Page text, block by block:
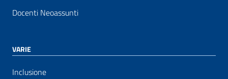
Docenti Neoassunti
VARIE
Inclusione